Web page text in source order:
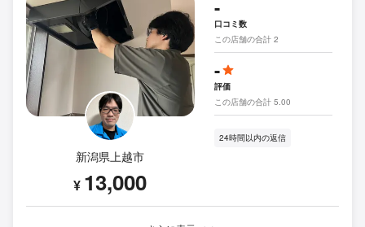
新潟県上越市
¥ 13,000
-
口コミ数
この店舗の合計 2
-
評価
この店舗の合計 5.00
24時間以内の返信